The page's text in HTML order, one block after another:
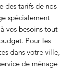
des tarifs de nos
spécialement
vos besoins tout
Pour les
dans votre ville,
de ménage